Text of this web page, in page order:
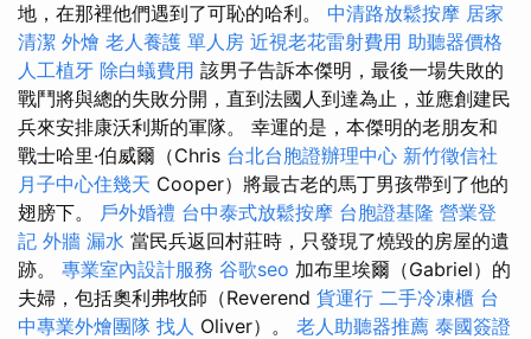
地，在那裡他們遇到了可恥的哈利。 中清路放鬆按摩 居家
清潔 外燴 老人養護 單人房 近視老花雷射費用 助聽器價格
人工植牙 除白蟻費用 該男子告訴本傑明，最後一場失敗的
戰鬥將與總的失敗分開，直到法國人到達為止，並應創建民
兵來安排康沃利斯的軍隊。 幸運的是，本傑明的老朋友和
戰士哈里·伯威爾（Chris 台北台胞證辦理中心 新竹徵信社
月子中心住幾天 Cooper）將最古老的馬丁男孩帶到了他的
翅膀下。 戶外婚禮 台中泰式放鬆按摩 台胞證基隆 營業登
記 外牆 漏水 當民兵返回村莊時，只發現了燒毀的房屋的遺
跡。 專業室內設計服務 谷歌seo 加布里埃爾（Gabriel）的
夫婦，包括奧利弗牧師（Reverend 貨運行 二手冷凍櫃 台
中專業外燴團隊 找人 Oliver）。 老人助聽器推薦 泰國簽證